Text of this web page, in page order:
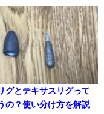
グとテキサスリグって
の？使い分け方を解説